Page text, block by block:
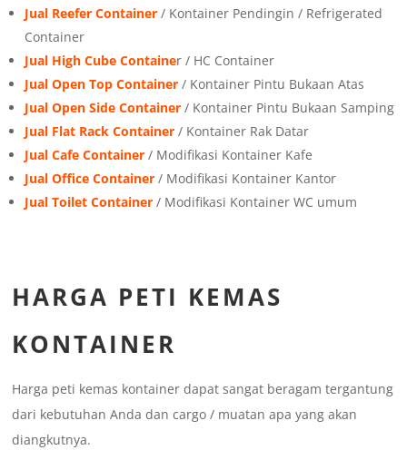
Jual Reefer Container / Kontainer Pendingin / Refrigerated
Container
Jual High Cube Container / HC Container
Jual Open Top Container / Kontainer Pintu Bukaan Atas
Jual Open Side Container / Kontainer Pintu Bukaan Samping
Jual Flat Rack Container / Kontainer Rak Datar
Jual Cafe Container / Modifikasi Kontainer Kafe
Jual Office Container / Modifikasi Kontainer Kantor
Jual Toilet Container / Modifikasi Kontainer WC umum
HARGA PETI KEMAS
KONTAINER
Harga peti kemas kontainer dapat sangat beragam tergantung
dari kebutuhan Anda dan cargo / muatan apa yang akan
diangkutnya.